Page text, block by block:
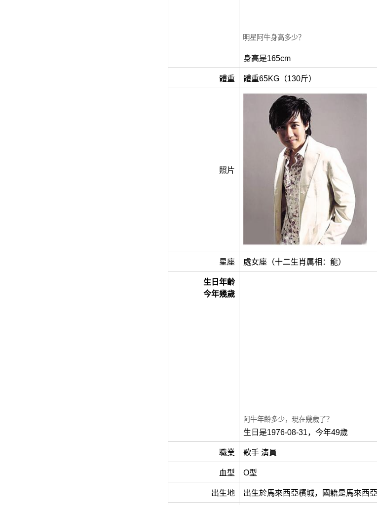
明星阿牛身高多少？
身高是165cm
體重 體重65KG（130斤）
照片
星座 處女座（十二生肖属相：龍）
生日年齡
今年幾歲
阿牛年齡多少，現在幾歲了？
生日是1976-08-31，今年49歲
職業 歌手 演員
血型 O型
出生地 出生於馬來西亞檳城，國籍是馬來西亞